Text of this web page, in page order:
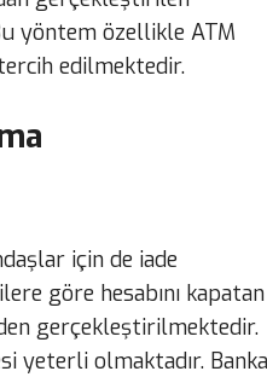
yöntem özellikle ATM
edilmektedir.
için de iade
göre hesabını kapatan
gerçekleştirilmektedir.
yeterli olmaktadır. Banka